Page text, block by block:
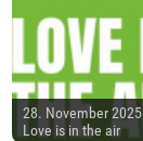
28. November 2025
Love is in the air